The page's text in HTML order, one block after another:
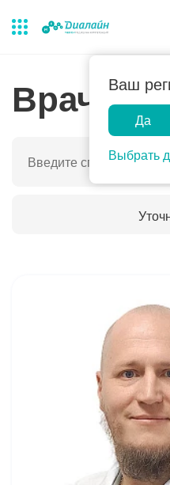
Ваш
Да
Выбрать
Лаборатории
Закрыть поиск
Популярные запросы
Прием гинеколога
Прием
Прием дерматолога
Прием уролога
Прием хирурга
Прием кардиолога
Врачи